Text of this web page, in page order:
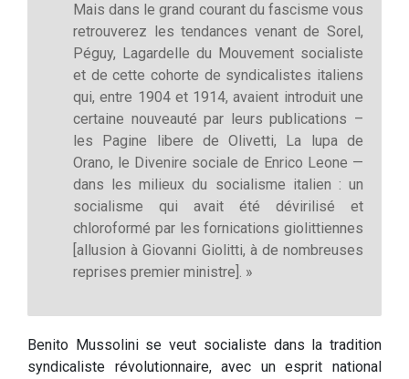
Mais dans le grand courant du fascisme vous
retrouverez les tendances venant de Sorel,
Péguy, Lagardelle du Mouvement socialiste
et de cette cohorte de syndicalistes italiens
qui, entre 1904 et 1914, avaient introduit une
certaine nouveauté par leurs publications –
les Pagine libere de Olivetti, La lupa de
Orano, le Divenire sociale de Enrico Leone —
dans les milieux du socialisme italien : un
socialisme qui avait été dévirilisé et
chloroformé par les fornications giolittiennes
[allusion à Giovanni Giolitti, à de nombreuses
reprises premier ministre]. »
Benito Mussolini se veut socialiste dans la tradition
syndicaliste révolutionnaire, avec un esprit national